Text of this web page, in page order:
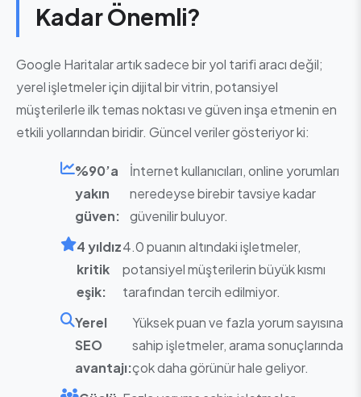
Kadar Önemli?
Google Haritalar artık sadece bir yol tarifi aracı değil;
yerel işletmeler için dijital bir vitrin, potansiyel
müşterilerle ilk temas noktası ve güven inşa etmenin en
etkili yollarından biridir. Güncel veriler gösteriyor ki:
%90’a
yakın
güven:
İnternet kullanıcıları, online yorumları
neredeyse birebir tavsiye kadar
güvenilir buluyor.
4 yıldız
kritik
eşik:
4.0 puanın altındaki işletmeler,
potansiyel müşterilerin büyük kısmı
tarafından tercih edilmiyor.
Yerel
SEO
avantajı:
Yüksek puan ve fazla yorum sayısına
sahip işletmeler, arama sonuçlarında
çok daha görünür hale geliyor.